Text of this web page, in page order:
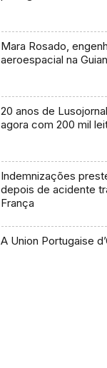
Mara Rosado,
aeroespacial na
20 anos de
agora com 200 mil
Indemnizações
depois de acidente
França
A Union Portugaise